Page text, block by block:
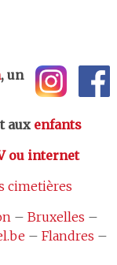
, un
aux enfants
ou internet
cimetières
– Bruxelles –
– Flandres –